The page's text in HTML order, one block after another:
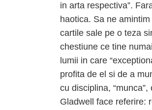
in arta respectiva”.
haotica. Sa ne
cartile sale pe o teza
chestiune ce tine
lumii in care
profita de el si de a
cu disciplina,
Gladwell face referire: